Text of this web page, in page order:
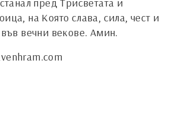
на Която слава, сила, чест и
вечни векове. Амин.